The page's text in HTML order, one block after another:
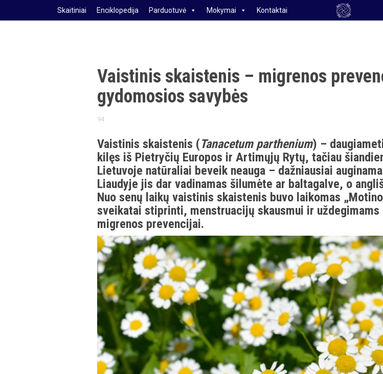
k
Skaitiniai Enciklopedija Parduotuvė Mokymai Kontaktai
Vaistinis skaistenis – migrenos
gydomosios savybės
94
Vaistinis skaistenis (Tanacetum parthenium) –
kilęs iš Pietryčių Europos ir Artimųjų Rytų, tačiau
Lietuvoje natūraliai beveik neauga – dažniausiai
Liaudyje jis dar vadinamas šilumėte ar baltagalve, o
Nuo senų laikų vaistinis skaistenis buvo laikomas
sveikatai stiprinti, menstruacijų skausmui ir
migrenos prevencijai.